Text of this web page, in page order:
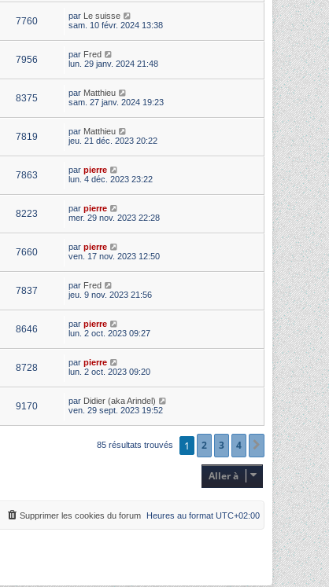
7760 par Le suisse
sam. 10 févr. 2024 13:38
7956 par Fred
lun. 29 janv. 2024 21:48
8375 par Matthieu
sam. 27 janv. 2024 19:23
7819 par Matthieu
jeu. 21 déc. 2023 20:22
7863 par pierre
lun. 4 déc. 2023 23:22
8223 par pierre
mer. 29 nov. 2023 22:28
7660 par pierre
ven. 17 nov. 2023 12:50
7837 par Fred
jeu. 9 nov. 2023 21:56
8646 par pierre
lun. 2 oct. 2023 09:27
8728 par pierre
lun. 2 oct. 2023 09:20
9170 par Didier (aka Arindel)
ven. 29 sept. 2023 19:52
85 résultats trouvés 1 2 3 4 Suivante
Aller à
Heures au format UTC+02:00
Supprimer les cookies du forum